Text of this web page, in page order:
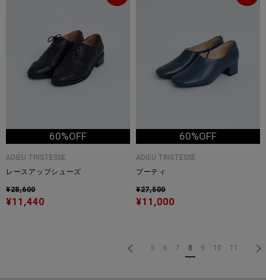
60%OFF
ADIEU TRISTESSE
レースアップシューズ
¥28,600
¥11,440
60%OFF
ADIEU TRISTESSE
ブーティ
¥27,500
¥11,000
5 6 7 8 9 10 11